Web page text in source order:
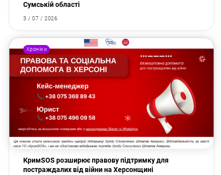
Сумській області
3 / 07 / 2026
Хроніки
КримSOS розширює правову підтримку для
постраждалих від війни на Херсонщині